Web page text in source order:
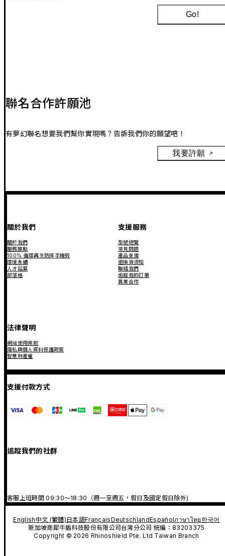
Go!
聯名合作許願池
有夢幻聯名想要我們幫你實現嗎？告訴我們你的願望吧！
我要許願
關於我們
關於我們
服務據點
100% 循環再生防摔手機殼
環境永續
人才招募
部落格
支援服務
型號總覽
常見問題
產品支援
退換貨須知
聯絡我們
追蹤我的訂單
異業合作
法律聲明
網站使用條款
隱私與個人資料保護政策
智慧財產權
支援付款方式
追蹤我們的社群
客服上班時間 09:30～18:30（週一至週五，假日及國定假日除外)
English中文 (繁體)日本語FrançaisDeutschlandEspañolภาษาไทย 한국어
新加坡商犀牛盾科技股份有限公司台灣分公司 統編：83203375
Copyright © 2026 Rhinoshield Pte. Ltd Taiwan Branch